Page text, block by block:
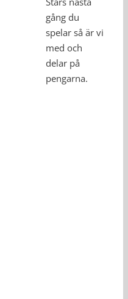
gång du
spelar så är vi
med och
delar på
pengarna.